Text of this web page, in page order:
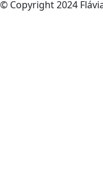
© Copyright 2024